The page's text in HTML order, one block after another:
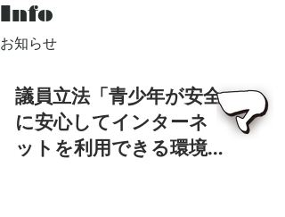
Info
​お知らせ
議員立法「青少年が安全
に安心してインターネ
ットを利用できる環境